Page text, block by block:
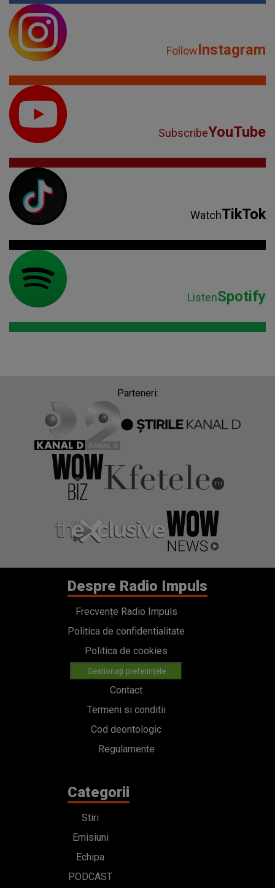
FollowInstagram
SubscribeYouTube
WatchTikTok
ListenSpotify
Parteneri:
Despre Radio Impuls
Frecvențe Radio Impuls
Politica de confidentialitate
Politica de cookies
Gestionați preferințele
Contact
Termeni si conditii
Cod deontologic
Regulamente
Categorii
Stiri
Emisiuni
Echipa
PODCAST